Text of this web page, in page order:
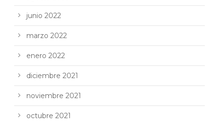
junio 2022
marzo 2022
enero 2022
diciembre 2021
noviembre 2021
octubre 2021